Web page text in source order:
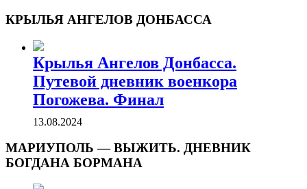
КРЫЛЬЯ АНГЕЛОВ ДОНБАССА
Крылья Ангелов Донбасса.
Путевой дневник военкора
Погожева. Финал
13.08.2024
МАРИУПОЛЬ — ВЫЖИТЬ. ДНЕВНИК
БОГДАНА БОРМАНА